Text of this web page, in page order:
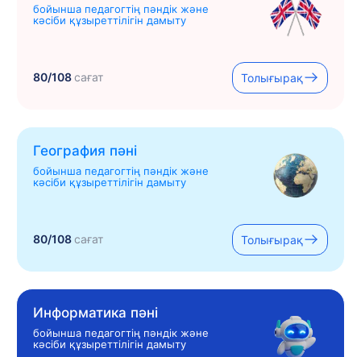
бойынша педагогтің пәндік және
кәсіби құзыреттілігін дамыту
80/108сағат Толығырақ
География пәні
бойынша педагогтің пәндік және
кәсіби құзыреттілігін дамыту
80/108сағат Толығырақ
Информатика пәні
бойынша педагогтің пәндік және
кәсіби құзыреттілігін дамыту